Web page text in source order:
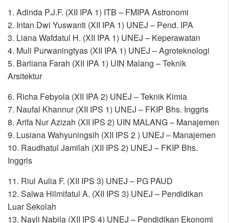
1. Adinda P.J.F. (XII IPA 1) ITB – FMIPA Astronomi
2. Intan Dwi Yuswanti (XII IPA 1) UNEJ – Pend. IPA
3. Liana Wafdatul H. (XII IPA 1) UNEJ – Keperawatan
4. Muli Purwaningtyas (XII IPA 1) UNEJ – Agroteknologi
5. Barliana Farah (XII IPA 1) UIN Malang – Teknik
Arsitektur
6. Richa Febyola (XII IPA 2) UNEJ – Teknik Kimia
7. Naufal Khannur (XII IPS 1) UNEJ – FKIP Bhs. Inggris
8. Arifa Nur Azizah (XII IPS 2) UIN MALANG – Manajemen
9. Lusiana Wahyuningsih (XII IPS 2 ) UNEJ – Manajemen
10. Raudhatul Jamilah (XII IPS 2) UNEJ – FKIP Bhs.
Inggris
11. Riul Aulia F. (XII IPS 3) UNEJ – PG PAUD
12. Salwa Hilmifatul A. (XII IPS 3) UNEJ – Pendidikan
Luar Sekolah
13. Nayli Nabila (XII IPS 4) UNEJ – Pendidikan Ekonomi